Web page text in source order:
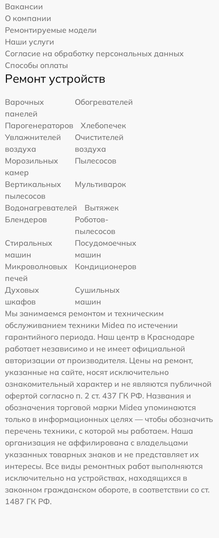
Вакансии
О компании
Ремонтируемые модели
Наши услуги
Согласие на обработку персональных данных
Способы оплаты
Ремонт устройств
Варочных
панелей
Обогревателей
Парогенераторов
Хлебопечек
Увлажнителей
воздуха
Очистителей
воздуха
Морозильных
камер
Пылесосов
Вертикальных
пылесосов
Мультиварок
Водонагревателей
Вытяжек
Блендеров
Роботов-
пылесосов
Стиральных
машин
Посудомоечных
машин
Микроволновых
печей
Кондиционеров
Духовых
шкафов
Сушильных
машин
Мы занимаемся ремонтом и техническим
обслуживанием техники Midea по истечении
гарантийного периода. Наш центр в Краснодаре
работает независимо и не имеет официальной
авторизации от производителя. Цены на ремонт,
указанные на сайте, носят исключительно
ознакомительный характер и не являются публичной
офертой согласно п. 2 ст. 437 ГК РФ. Названия и
обозначения торговой марки Midea упоминаются
только в информационных целях — чтобы обозначить
перечень техники, с которой мы работаем. Наша
организация не аффилирована с владельцами
указанных товарных знаков и не представляет их
интересы. Все виды ремонтных работ выполняются
исключительно на устройствах, находящихся в
законном гражданском обороте, в соответствии со ст.
1487 ГК РФ.